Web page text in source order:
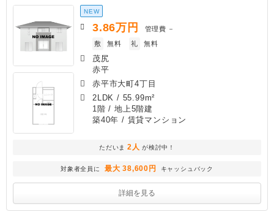
NEW
3.86万円 管理費 －
敷
無料 礼 無料
茂尻
赤平
赤平市大町4丁目
2LDK / 55.99m²
1階 / 地上5階建
築40年 / 賃貸マンション
ただいま 2人 が検討中！
対象者全員に 最大 38,600円 キャッシュバック
詳細を見る